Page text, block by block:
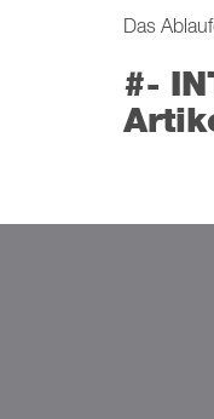
Das
#-